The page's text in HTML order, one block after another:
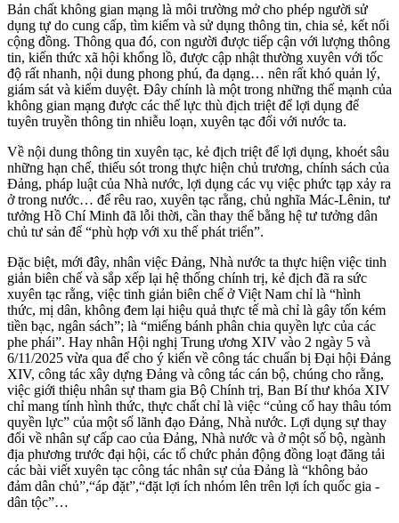
Bản chất không gian mạng là môi trường mở cho phép người sử
dụng tự do cung cấp, tìm kiếm và sử dụng thông tin, chia sẻ, kết nối
cộng đồng. Thông qua đó, con người được tiếp cận với lượng thông
tin, kiến thức xã hội khổng lồ, được cập nhật thường xuyên với tốc
độ rất nhanh, nội dung phong phú, đa dạng… nên rất khó quản lý,
giám sát và kiểm duyệt. Đây chính là một trong những thế mạnh của
không gian mạng được các thế lực thù địch triệt để lợi dụng để
tuyên truyền thông tin nhiễu loạn, xuyên tạc đối với nước ta.
Về nội dung thông tin xuyên tạc, kẻ địch triệt để lợi dụng, khoét sâu
những hạn chế, thiếu sót trong thực hiện chủ trương, chính sách của
Đảng, pháp luật của Nhà nước, lợi dụng các vụ việc phức tạp xảy ra
ở trong nước… để rêu rao, xuyên tạc rằng, chủ nghĩa Mác-Lênin, tư
tưởng Hồ Chí Minh đã lỗi thời, cần thay thế bằng hệ tư tưởng dân
chủ tư sản để “phù hợp với xu thế phát triển”.
Đặc biệt, mới đây, nhân việc Đảng, Nhà nước ta thực hiện việc tinh
giản biên chế và sắp xếp lại hệ thống chính trị, kẻ địch đã ra sức
xuyên tạc rằng, việc tinh giản biên chế ở Việt Nam chỉ là “hình
thức, mị dân, không đem lại hiệu quả thực tế mà chỉ là gây tốn kém
tiền bạc, ngân sách”; là “miếng bánh phân chia quyền lực của các
phe phái”. Hay nhân Hội nghị Trung ương XIV vào 2 ngày 5 và
6/11/2025 vừa qua để cho ý kiến về công tác chuẩn bị Đại hội Đảng
XIV, công tác xây dựng Đảng và công tác cán bộ, chúng cho rằng,
việc giới thiệu nhân sự tham gia Bộ Chính trị, Ban Bí thư khóa XIV
chỉ mang tính hình thức, thực chất chỉ là việc “củng cố hay thâu tóm
quyền lực” của một số lãnh đạo Đảng, Nhà nước. Lợi dụng sự thay
đổi về nhân sự cấp cao của Đảng, Nhà nước và ở một số bộ, ngành
địa phương trước đại hội, các tổ chức phản động đồng loạt đăng tải
các bài viết xuyên tạc công tác nhân sự của Đảng là “không bảo
đảm dân chủ”,“áp đặt”,“đặt lợi ích nhóm lên trên lợi ích quốc gia -
dân tộc”…